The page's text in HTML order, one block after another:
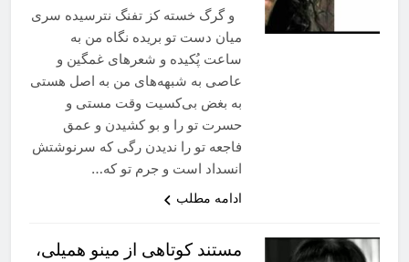
و گرگ خسته کز تفنگ نترسیده سری
میان دست تو بریده نگاه من به
ساعت پُکیده و شعرهای غمگین و
عاصی به شبهه‌های من به اصل هستی
به بغض بی‌کسیت وقت مستی و
حسرت تو را و بو کشیدن و عمق
فاجعه تو را ندیدن رگی که سرنوشتش
انسداد است و جرم تو که…
ادامه مطلب
مستند کوتاهی از مینو همیلی،